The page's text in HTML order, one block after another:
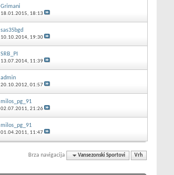
Grimani
18.01.2015, 18:13
sas35bgd
10.10.2014, 19:30
SRB_PI
13.07.2014, 11:39
admin
20.10.2012, 01:57
milos_pg_91
02.07.2011, 21:26
milos_pg_91
01.04.2011, 11:47
Brza navigacija Vansezonski Sportovi Vrh